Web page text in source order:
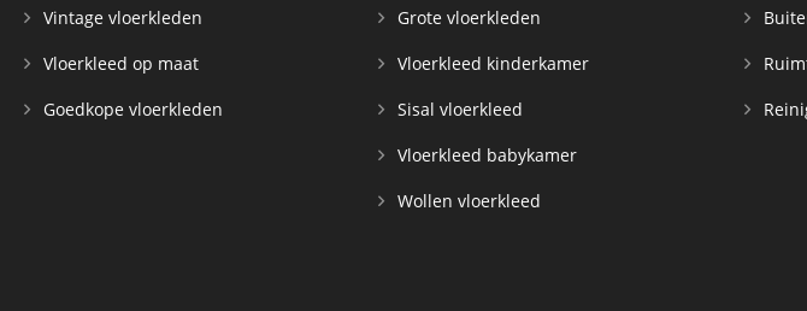
Vintage vloerkleden
Vloerkleed op maat
Goedkope vloerkleden
Grote vloerkleden
Vloerkleed kinderkamer
Sisal vloerkleed
Vloerkleed babykamer
Wollen vloerkleed